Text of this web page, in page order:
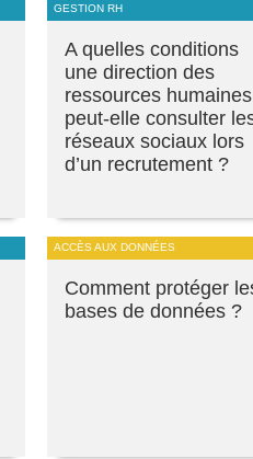
GESTION RH
A quelles conditions
une direction des
ressources humaines
peut-elle consulter
réseaux sociaux lors
d’un recrutement ?
ACCÈS AUX DONNÉES
Comment protéger
bases de données ?